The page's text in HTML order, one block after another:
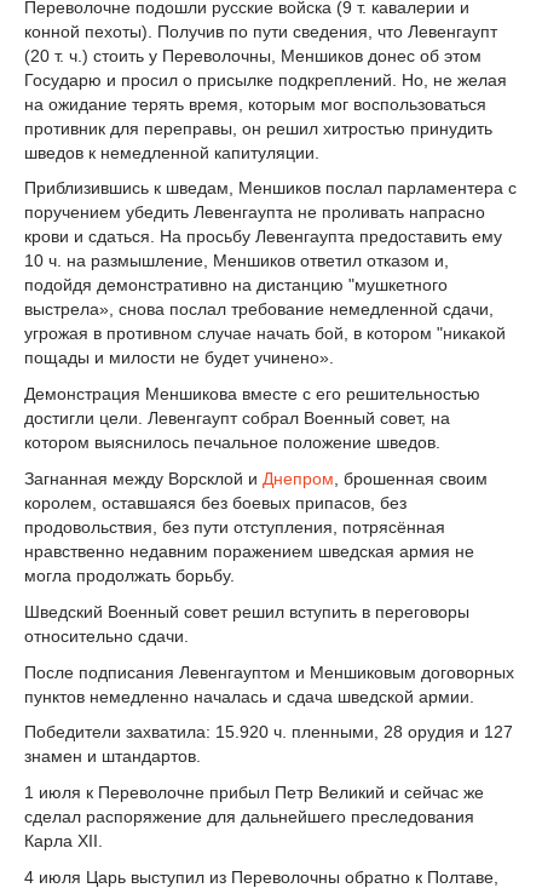
Переволочне подошли русские войска (9 т. кавалерии и
конной пехоты). Получив по пути сведения, что Левенгаупт
(20 т. ч.) стоить у Переволочны, Меншиков донес об этом
Государю и просил о присылке подкреплений. Но, не желая
на ожидание терять время, которым мог воспользоваться
противник для переправы, он решил хитростью принудить
шведов к немедленной капитуляции.
Приблизившись к шведам, Меншиков послал парламентера с
поручением убедить Левенгаупта не проливать напрасно
крови и сдаться. На просьбу Левенгаупта предоставить ему
10 ч. на размышление, Меншиков ответил отказом и,
подойдя демонстративно на дистанцию "мушкетного
выстрела», снова послал требование немедленной сдачи,
угрожая в противном случае начать бой, в котором "никакой
пощады и милости не будет учинено».
Демонстрация Меншикова вместе с его решительностью
достигли цели. Левенгаупт собрал Военный совет, на
котором выяснилось печальное положение шведов.
Загнанная между Ворсклой и Днепром , брошенная своим
королем, оставшаяся без боевых припасов, без
продовольствия, без пути отступления, потрясённая
нравственно недавним поражением шведская армия не
могла продолжать борьбу.
Шведский Военный совет решил вступить в переговоры
относительно сдачи.
После подписания Левенгауптом и Меншиковым договорных
пунктов немедленно началась и сдача шведской армии.
Победители захватила: 15.920 ч. пленными, 28 орудия и 127
знамен и штандартов.
1 июля к Переволочне прибыл Петр Великий и сейчас же
сделал распоряжение для дальнейшего преследования
Карла XII.
4 июля Царь выступил из Переволочны обратно к Полтаве,